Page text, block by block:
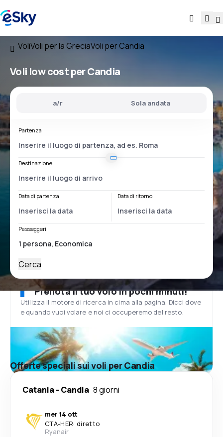
VoliVoli per la GreciaVoli per Candia
Voli low cost per Candia
a/r Sola andata
Partenza
Destinazione
Data di partenza Data di ritorno
Passeggeri
Cerca
Prenota il tuo volo in pochi minuti!
Utilizza il motore di ricerca in cima alla pagina. Dicci dove
e quando vuoi volare e noi ci occuperemo del resto.
Offerte speciali sui voli per Candia
Catania- Candia 8 giorni
mer 14 ott
CTA-HER· diretto
Ryanair